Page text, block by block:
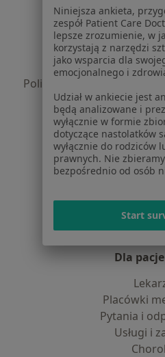
Polityka
Polityka prywatności
Polityka prywatności dla
dane
Polityka
Jak działają
O
Centrum
Dla
Placówki
Pytania i
Usługi i
Niniejsza ankieta,
zespół Patient Care
lepsze zrozumienie, w
korzystają z narzędzi
jako wsparcia dla
emocjonalnego i
Udział w ankiecie jest
będą analizowane i
wyłącznie w formie
dotyczące nastolatków
wyłącznie do rodziców
prawnych. Nie
bezpośrednio od osób
Start